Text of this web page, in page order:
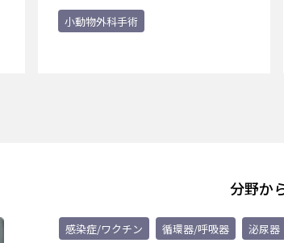
小動物外科手術
分野か
感染症/ワクチン 循環器/呼吸器 泌尿器